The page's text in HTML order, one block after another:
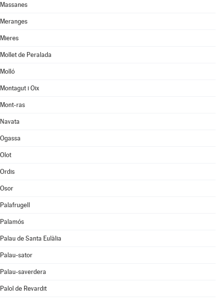
Massanes
Meranges
Mieres
Mollet de Peralada
Molló
Montagut i Oix
Mont-ras
Navata
Ogassa
Olot
Ordis
Osor
Palafrugell
Palamós
Palau de Santa Eulàlia
Palau-sator
Palau-saverdera
Palol de Revardit